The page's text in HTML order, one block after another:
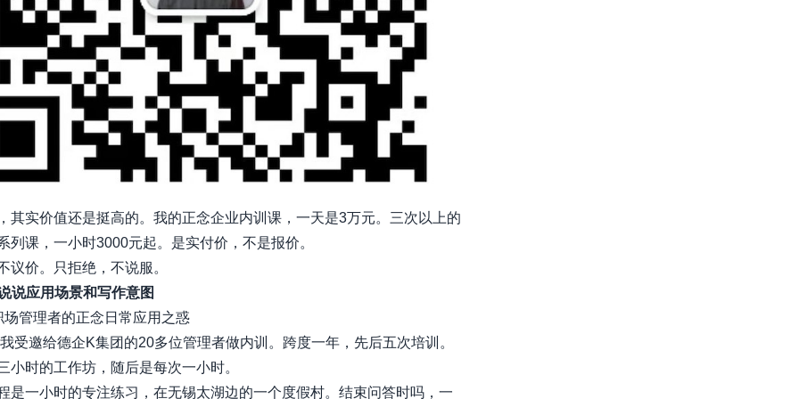
其实价值还是挺高的。我的正念企业内训课，一天是3万元。三次以上的
列课，一小时3000元起。是实付价，不是报价。
议价。只拒绝，不说服。
说应用场景和写作意图
场管理者的正念日常应用之惑
受邀给德企K集团的20多位管理者做内训。跨度一年，先后五次培训。
小时的工作坊，随后是每次一小时。
是一小时的专注练习，在无锡太湖边的一个度假村。结束问答时吗，一